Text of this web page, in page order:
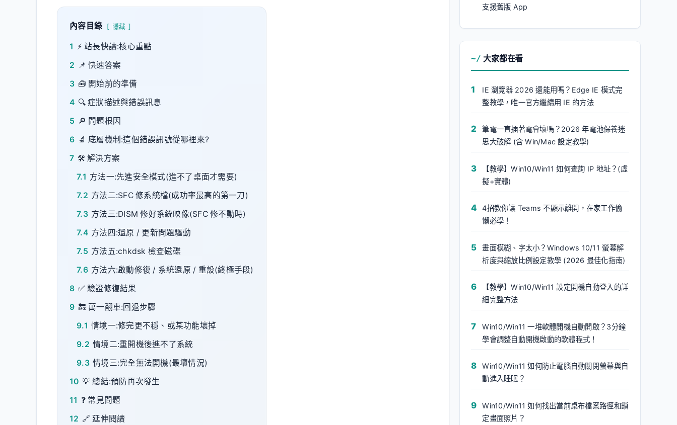
內容目錄 隱藏
1 ⚡ 站長快讀:核心重點
2 📌 快速答案
3 🧰 開始前的準備
4 🔍 症狀描述與錯誤訊息
5 🔎 問題根因
6 🔬 底層機制:這個錯誤訊號從哪裡來?
7 🛠️ 解決方案
7.1 方法一:先進安全模式(進不了桌面才需要)
7.2 方法二:SFC 修系統檔(成功率最高的第一刀)
7.3 方法三:DISM 修好系統映像(SFC 修不動時)
7.4 方法四:還原 / 更新問題驅動
7.5 方法五:chkdsk 檢查磁碟
7.6 方法六:啟動修復 / 系統還原 / 重設(終極手段)
8 ✅ 驗證修復結果
9 🔙 萬一翻車:回退步驟
9.1 情境一:修完更不穩、或某功能壞掉
9.2 情境二:重開機後進不了系統
9.3 情境三:完全無法開機(最壞情況)
10 💡 總結:預防再次發生
11 ❓ 常見問題
12 🔗 延伸閱讀
支援舊版 App
大家都在看
IE 瀏覽器 2026 還能用嗎？Edge IE 模式完
整教學，唯一官方繼續用 IE 的方法
筆電一直插著電會壞嗎？2026 年電池保養迷
思大破解 (含 Win/Mac 設定教學)
【教學】Win10/Win11 如何查詢 IP 地址？(虛
擬+實體)
4招教你讓 Teams 不顯示離開，在家工作偷
懶必學！
畫面模糊、字太小？Windows 10/11 螢幕解
析度與縮放比例設定教學 (2026 最佳化指南)
【教學】Win10/Win11 設定開機自動登入的詳
細完整方法
Win10/Win11 一堆軟體開機自動開啟？3分鐘
學會調整自動開機啟動的軟體程式！
Win10/Win11 如何防止電腦自動關閉螢幕與自
動進入睡眠？
Win10/Win11 如何找出當前桌布檔案路徑和鎖
定畫面照片？